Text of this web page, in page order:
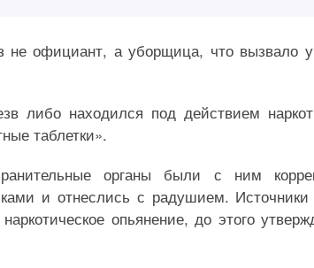
не официант, а уборщица, что вызвало у
либо находился под действием
таблетки».
органы были с ним
и отнеслись с радушием.
опьянение, до этого